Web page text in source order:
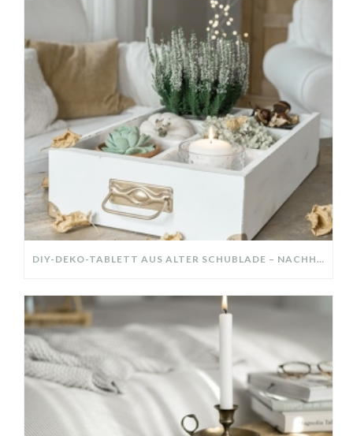
DIY-DEKO-TABLETT AUS ALTER SCHUBLADE – NACHHALTIGE HERBSTDEKO SELBER MACHEN!